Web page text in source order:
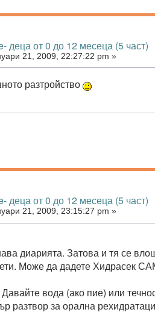
деца от 0 до 12 месеца (5 част)
21, 2009, 22:27:22 pm »
разтройство
деца от 0 до 12 месеца (5 част)
21, 2009, 23:15:27 pm »
диарията. Затова и тя се
Може да дадете Хидрасек
вода (ако пие) или
разтвор за орална